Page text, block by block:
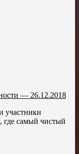
— 26.12.2018
участники
где самый чистый